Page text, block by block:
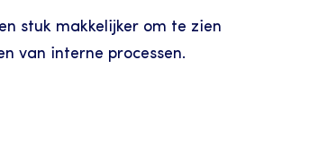
stuk makkelijker om te zien
van interne processen.